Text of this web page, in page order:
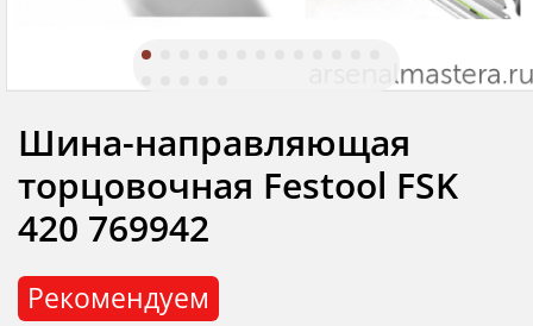
Рекомендуем
Шина-направляющая
торцовочная Festool FSK
420 769942